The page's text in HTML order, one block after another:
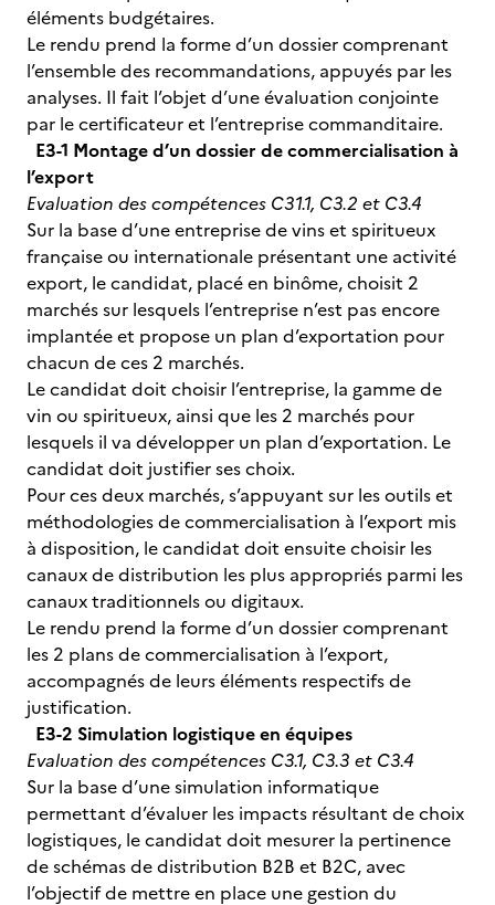
éléments budgétaires.
Le rendu prend la forme d’un dossier comprenant
l’ensemble des recommandations, appuyés par les
analyses. Il fait l’objet d’une évaluation conjointe
par le certificateur et l’entreprise commanditaire.
E3-1 Montage d’un dossier de commercialisation à
l’export
Evaluation des compétences C31.1, C3.2 et C3.4
Sur la base d’une entreprise de vins et spiritueux
française ou internationale présentant une activité
export, le candidat, placé en binôme, choisit 2
marchés sur lesquels l’entreprise n’est pas encore
implantée et propose un plan d’exportation pour
chacun de ces 2 marchés.
Le candidat doit choisir l’entreprise, la gamme de
vin ou spiritueux, ainsi que les 2 marchés pour
lesquels il va développer un plan d’exportation. Le
candidat doit justifier ses choix.
Pour ces deux marchés, s’appuyant sur les outils et
méthodologies de commercialisation à l’export mis
à disposition, le candidat doit ensuite choisir les
canaux de distribution les plus appropriés parmi les
canaux traditionnels ou digitaux.
Le rendu prend la forme d’un dossier comprenant
les 2 plans de commercialisation à l’export,
accompagnés de leurs éléments respectifs de
justification.
E3-2 Simulation logistique en équipes
Evaluation des compétences C3.1, C3.3 et C3.4
Sur la base d’une simulation informatique
permettant d’évaluer les impacts résultant de choix
logistiques, le candidat doit mesurer la pertinence
de schémas de distribution B2B et B2C, avec
l’objectif de mettre en place une gestion du